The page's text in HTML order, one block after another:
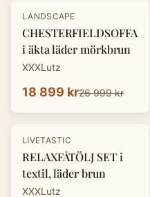
- 30%
LANDSCAPE
CHESTERFIELDSOFFA
i äkta läder mörkbrun
XXXLutz
18 899 kr26 999 kr
LIVETASTIC
RELAXFÅTÖLJ SET i
textil, läder brun
XXXLutz